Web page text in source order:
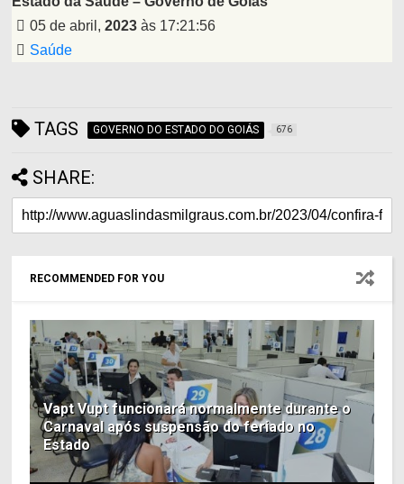
05 de abril,2023 às 17:21:56
Saúde
TAGS GOVERNO DO ESTADO DO GOIÁS 676
SHARE:
RECOMMENDED FOR YOU
Vapt Vupt funcionará normalmente durante o
Carnaval após suspensão do feriado no
Estado